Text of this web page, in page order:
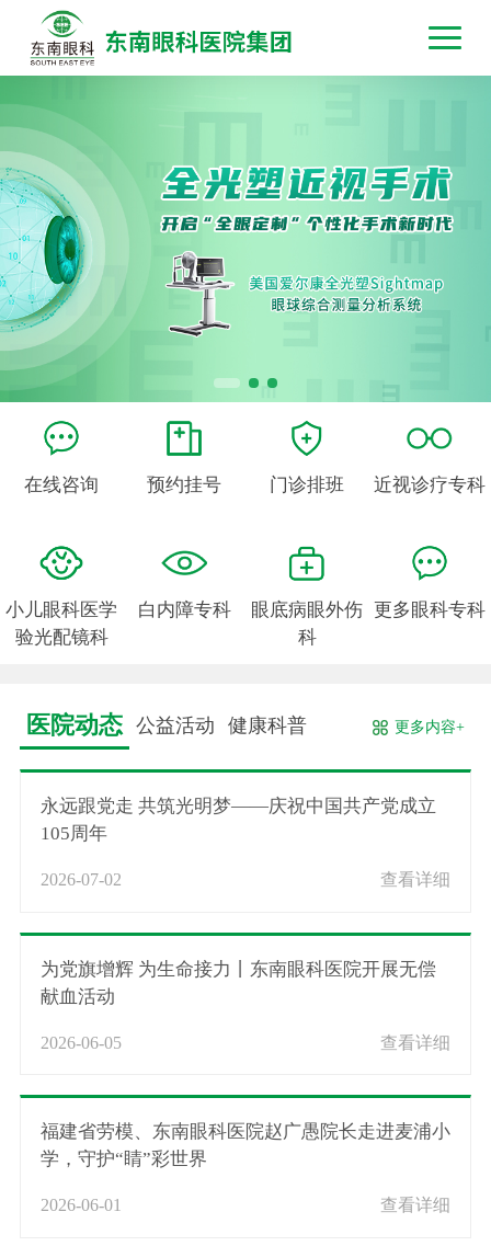
在线咨询 预约挂号 门诊排班 近视诊疗专科
小儿眼科医学
验光配镜科
白内障专科
眼底病眼外伤
科
更多眼科专科
医院动态 公益活动 健康科普 更多内容+
永远跟党走 共筑光明梦——庆祝中国共产党成立
105周年
2026-07-02 查看详细
为党旗增辉 为生命接力丨东南眼科医院开展无偿
献血活动
2026-06-05 查看详细
福建省劳模、东南眼科医院赵广愚院长走进麦浦小
学，守护“睛”彩世界
2026-06-01 查看详细